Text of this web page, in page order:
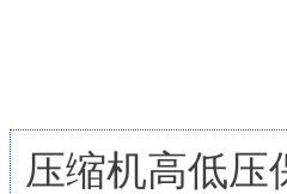
压缩机高低压